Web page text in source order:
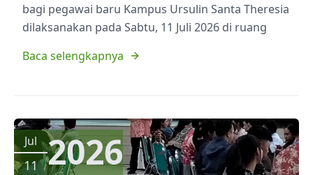
bagi pegawai baru Kampus Ursulin Santa Theresia
dilaksanakan pada Sabtu, 11 Juli 2026 di ruang
Baca selengkapnya
Jul
11 2026